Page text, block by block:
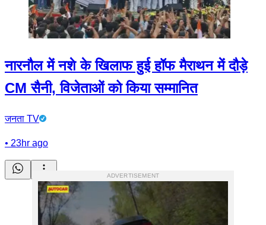
नारनौल में नशे के खिलाफ हुई हॉफ मैराथन में दौड़े
CM सैनी, विजेताओं को किया सम्मानित
जनता TV
• 23hr ago
ADVERTISEMENT